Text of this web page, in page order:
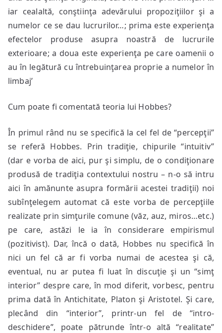
iar cealaltă, conştiinţa adevărului propoziţiilor şi a
numelor ce se dau lucrurilor…; prima este experienţa
efectelor produse asupra noastră de lucrurile
exterioare; a doua este experienţa pe care oamenii o
au în legătură cu întrebuinţarea proprie a numelor în
limbaj’
Cum poate fi comentată teoria lui Hobbes?
În primul rând nu se specifică la cel fel de “percepţii”
se referă Hobbes. Prin tradiţie, chipurile “intuitiv”
(dar e vorba de aici, pur şi simplu, de o condiţionare
produsă de tradiţia contextului nostru – n-o să intru
aici în amănunte asupra formării acestei tradiţii) noi
subînţelegem automat că este vorba de percepţiile
realizate prin simţurile comune (văz, auz, miros…etc.)
pe care, astăzi le ia în considerare empirismul
(pozitivist). Dar, încă o dată, Hobbes nu specifică în
nici un fel că ar fi vorba numai de acestea şi că,
eventual, nu ar putea fi luat în discuţie şi un “simţ
interior” despre care, în mod diferit, vorbesc, pentru
prima dată în Antichitate, Platon şi Aristotel. Şi care,
plecând din “interior”, printr-un fel de “intro-
deschidere”, poate pătrunde într-o altă “realitate”